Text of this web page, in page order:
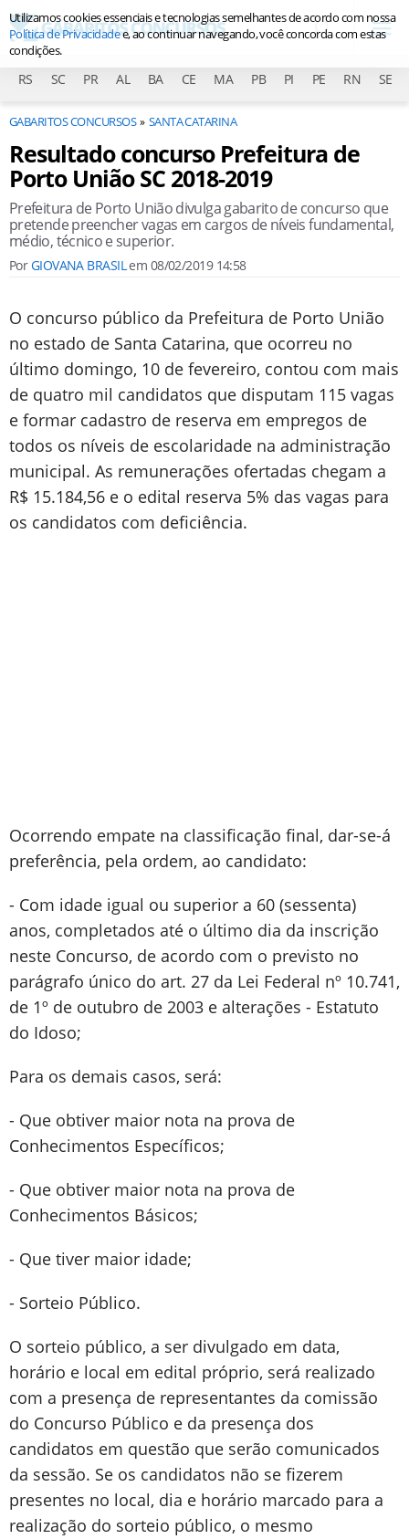
RS SC PR AL BA CE MA PB PI PE RN SE
GABARITOS CONCURSOS SANTA CATARINA
Resultado concurso Prefeitura de
Porto União SC 2018-2019
Prefeitura de Porto União divulga gabarito de concurso que
pretende preencher vagas em cargos de níveis fundamental,
médio, técnico e superior.
PorGIOVANA BRASILem 08/02/2019 14:58
O concurso público da Prefeitura de Porto União
no estado de Santa Catarina, que ocorreu no
último domingo, 10 de fevereiro, contou com mais
de quatro mil candidatos que disputam 115 vagas
e formar cadastro de reserva em empregos de
todos os níveis de escolaridade na administração
municipal. As remunerações ofertadas chegam a
R$ 15.184,56 e o edital reserva 5% das vagas para
os candidatos com deficiência.
Ocorrendo empate na classificação final, dar-se-á
preferência, pela ordem, ao candidato:
- Com idade igual ou superior a 60 (sessenta)
anos, completados até o último dia da inscrição
neste Concurso, de acordo com o previsto no
parágrafo único do art. 27 da Lei Federal nº 10.741,
de 1º de outubro de 2003 e alterações - Estatuto
do Idoso;
Para os demais casos, será:
- Que obtiver maior nota na prova de
Conhecimentos Específicos;
- Que obtiver maior nota na prova de
Conhecimentos Básicos;
- Que tiver maior idade;
- Sorteio Público.
O sorteio público, a ser divulgado em data,
horário e local em edital próprio, será realizado
com a presença de representantes da comissão
do Concurso Público e da presença dos
candidatos em questão que serão comunicados
da sessão. Se os candidatos não se fizerem
presentes no local, dia e horário marcado para a
realização do sorteio público, o mesmo
Utilizamos cookies essenciais e tecnologias semelhantes de acordo com nossa
Política de Privacidadee, ao continuar navegando, você concorda com estas
condições.